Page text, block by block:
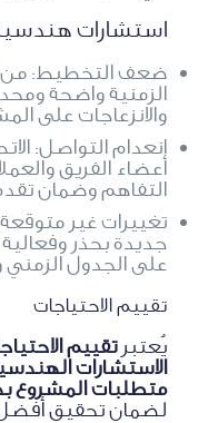
استشارات
ضعف التخطيط: من
الزمنية واضحة
والانزعاجات على
انعدام التواصل:
أعضاء الفريق
التفاهم وضمان
تغييرات غير
جديدة بحذر
على الجدول الزمني
تقييم الاحتياجات
يُعتبرتقييم
الاستشارات
متطلبات المشروع
لضمان تحقيق أفضل